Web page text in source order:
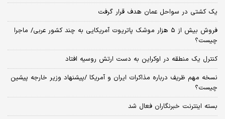
یک کشتی در سواحل عمان هدف قرار گرفت
فروش بیش از ۵ هزار موشک پاتریوت آمریکایی به چند کشور عربی/ ماجرا
چیست؟
کنترل یک منطقه در اوکراین به دست ارتش روسیه افتاد
نسخه‌ مهم ظریف درباره مذاکرات ایران و آمریکا /پیشنهاد وزیر خارجه پیشین
چیست؟
بسته اینترنت خبرنگاران فعال شد